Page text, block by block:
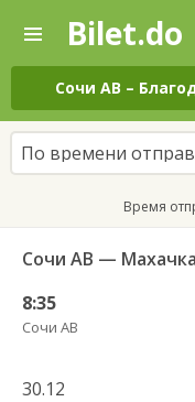
—
Поиск
и
покупка
билетов
на
автобус
онлайн
Bilet.do
Сочи АВ –
По времени
Время
Сочи АВ —
8:35
Сочи АВ
30.12